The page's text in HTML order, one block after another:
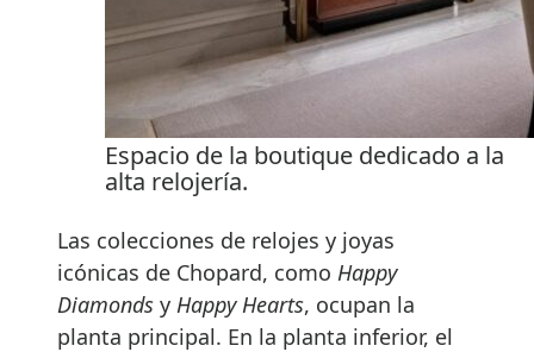
Espacio de la boutique dedicado a la
alta relojería.
Las colecciones de relojes y joyas
icónicas de Chopard, como Happy
Diamonds y Happy Hearts, ocupan la
planta principal. En la planta inferior, el